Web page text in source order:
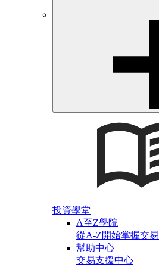
投資學堂
A至Z學院
從A-Z開始掌握交易
幫助中心
交易支援中心